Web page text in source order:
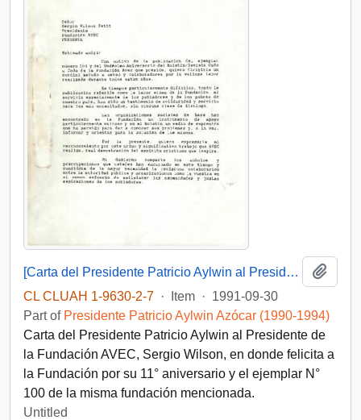
[Carta del Presidente Patricio Aylwin al Presidente de la Fundación AVEC, Sergio Wilson]
CL CLUAH 1-9630-2-7 · Item · 1991-09-30
Part of Presidente Patricio Aylwin Azócar (1990-1994)
Carta del Presidente Patricio Aylwin al Presidente de
la Fundación AVEC, Sergio Wilson, en donde felicita a
la Fundación por su 11° aniversario y el ejemplar N°
100 de la misma fundación mencionada.
Untitled